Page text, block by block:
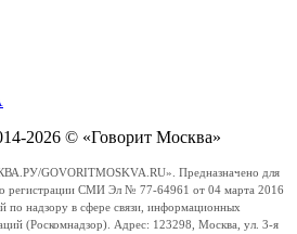
2026 © «Говорит Москва»
GOVORITMOSKVA.RU». Предназначено для
о регистрации СМИ Эл № 77-64961 от 04 марта 2016
по надзору в сфере связи, информационных
(Роскомнадзор). Адрес: 123298, Москва, ул. 3-я